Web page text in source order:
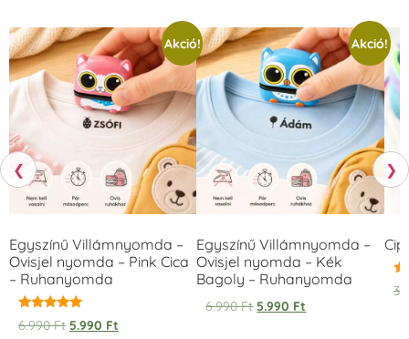
❮
Akció!
Egyszínű Villámnyomda –
Ovisjel nyomda – Pink Cica
– Ruhanyomda
Értékelés:
5.00
6.990Ft 5.990 Ft
Akció!
Egyszínű Villámnyomda –
Ovisjel nyomda – Kék
Bagoly – Ruhanyomda
6.990Ft 5.990 Ft
❯